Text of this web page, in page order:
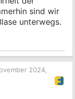
sind wir
unterwegs.
2024,